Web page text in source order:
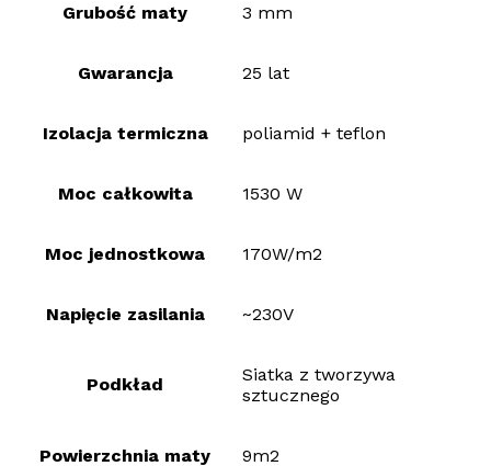
Grubość maty 3 mm
Gwarancja 25 lat
Izolacja termiczna poliamid + teflon
Moc całkowita 1530 W
Moc jednostkowa 170W/m2
Napięcie zasilania ~230V
Podkład
Siatka z tworzywa
sztucznego
Powierzchnia maty 9m2